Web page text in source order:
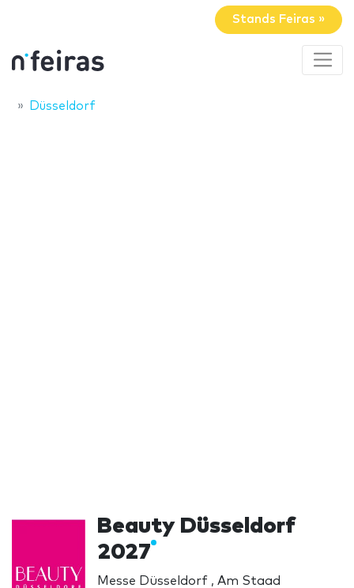
Stands Feiras »
Düsseldorf
Beauty Düsseldorf
2027
Messe Düsseldorf , Am Staad